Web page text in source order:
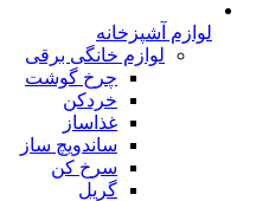
لوازم آشپزخانه
لوازم خانگی برقی
چرخ گوشت
خردکن
غذاساز
ساندویچ ساز
سرخ کن
گریل